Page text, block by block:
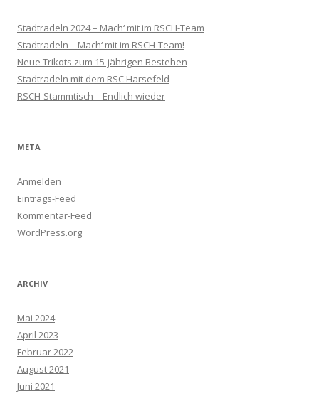
Stadtradeln 2024 – Mach‘ mit im RSCH-Team
Stadtradeln – Mach‘ mit im RSCH-Team!
Neue Trikots zum 15-jährigen Bestehen
Stadtradeln mit dem RSC Harsefeld
RSCH-Stammtisch – Endlich wieder
META
Anmelden
Eintrags-Feed
Kommentar-Feed
WordPress.org
ARCHIV
Mai 2024
April 2023
Februar 2022
August 2021
Juni 2021